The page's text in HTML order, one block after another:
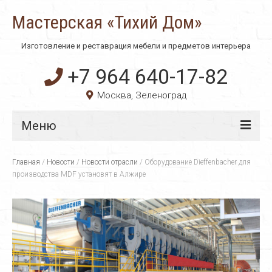
Мастерская «Тихий Дом»
Изготовление и реставрация мебели и предметов интерьера
+7 964 640-17-82
Москва, Зеленоград
Меню
Главная
Технологии
Материалы
Услуги
Главная / Новости / Новости отрасли / Оборудование Dieffenbacher для
производства MDF установят в Алжире